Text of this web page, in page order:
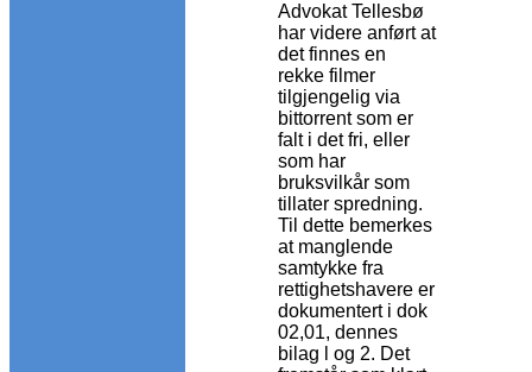
Advokat Tellesbø
har videre anført at
det finnes en
rekke filmer
tilgjengelig via
bittorrent som er
falt i det fri, eller
som har
bruksvilkår som
tillater spredning.
Til dette bemerkes
at manglende
samtykke fra
rettighetshavere er
dokumentert i dok
02,01, dennes
bilag l og 2. Det